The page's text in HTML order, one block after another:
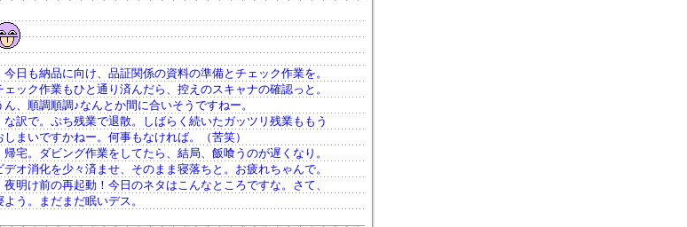
今日も納品に向け、品証関係の資料の準備とチェック作業を。
ェック作業もひと通り済んだら、控えのスキャナの確認っと。
ん、順調順調♪なんとか間に合いそうですねー。
な訳で。ぷち残業で退散。しばらく続いたガッツリ残業ももう
しまいですかねー。何事もなければ。（苦笑）
帰宅。ダビング作業をしてたら、結局、飯喰うのが遅くなり。
デオ消化を少々済ませ、そのまま寝落ちと。お疲れちゃんで。
夜明け前の再起動！今日のネタはこんなところですな。さて、
よう。まだまだ眠いデス。